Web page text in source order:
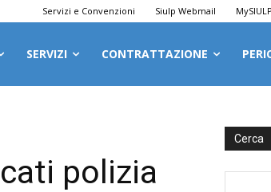
Servizi e Convenzioni Siulp Webmail MySIULP
SERVIZI CONTRATTAZIONE
polizia
Cerca